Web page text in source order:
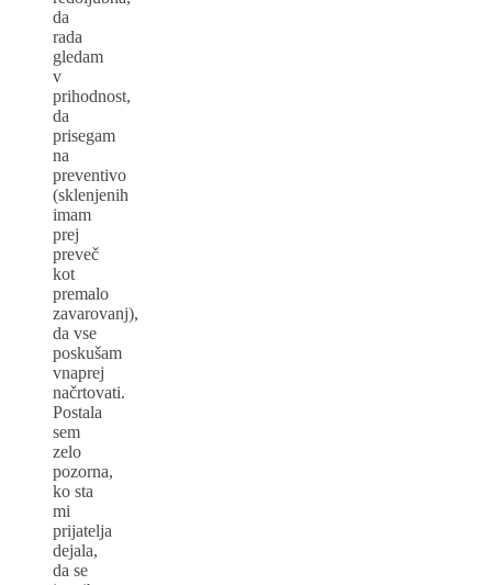
da
rada
gledam
v
prihodnost,
da
prisegam
na
preventivo
(sklenjenih
imam
prej
preveč
kot
premalo
zavarovanj),
da vse
poskušam
vnaprej
načrtovati.
Postala
sem
zelo
pozorna,
ko sta
mi
prijatelja
dejala,
da se